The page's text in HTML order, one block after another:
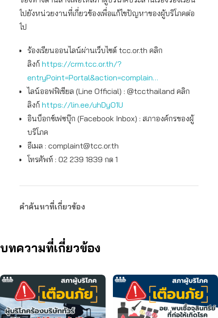
ไปยังหน่วยงานที่เกี่ยวข้องเพื่อแก้ไขปัญหาของผู้บริโภคต่อ
ไป
ร้องเรียนออนไลน์ผ่านเว็บไซต์ tcc.or.th คลิก
ลิงก์ https://crm.tcc.or.th/?
entryPoint=Portal&action=complain…
ไลน์ออฟฟิเชียล (Line Official) : @tccthailand คลิก
ลิงก์ https://lin.ee/uhDyO1U
อินบ็อกซ์เฟซบุ๊ก (Facebook Inbox) : สภาองค์กรของผู้
บริโภค
อีเมล : complaint@tcc.or.th
โทรศัพท์ : 02 239 1839 กด 1
คำค้นหาที่เกี่ยวข้อง
บทความที่เกี่ยวข้อง